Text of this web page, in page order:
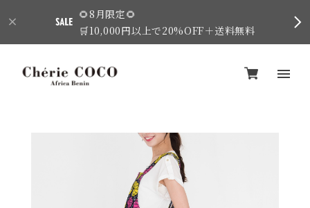
🌻8月限定🌻
🛒10,000円以上で20%OFF＋送料無料